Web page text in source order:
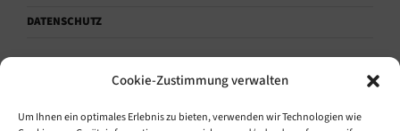
Cookie-Zustimmung verwalten
Um Ihnen ein optimales Erlebnis zu bieten, verwenden wir Technologien wie
DATENSCHUTZ
KONTAKTAUFNAHME.
Sprechen.